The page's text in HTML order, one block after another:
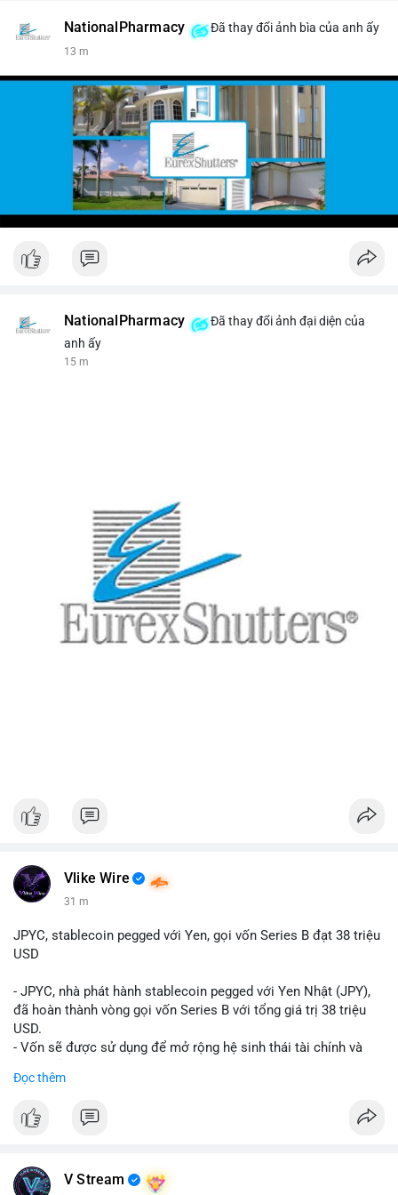
NationalPharmacy Đã thay đổi ảnh bìa của anh ấy
13 m
NationalPharmacy
Đã thay đổi ảnh đại diện của
anh ấy
15 m
Vlike Wire
31 m
JPYC, stablecoin pegged với Yen, gọi vốn Series B đạt 38 triệu
USD
- JPYC, nhà phát hành stablecoin pegged với Yen Nhật (JPY),
đã hoàn thành vòng gọi vốn Series B với tổng giá trị 38 triệu
USD.
- Vốn sẽ được sử dụng để mở rộng hệ sinh thái tài chính và
- Mục tiêu là tăng tốc độ przyjęcie của token yen-pegged JPYC
- Đây là bước tiến quan trọng trong việc phát triển stablecoin
Đọc thêm
V Stream